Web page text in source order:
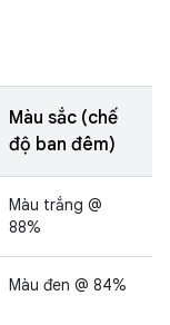
Màu sắc (chế
độ ban đêm)
Màu trắng @
88%
Màu đen @ 84%